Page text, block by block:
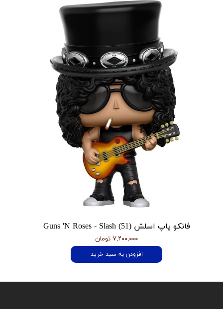
فانکو پاپ اسلش Guns 'N Roses - Slash (51)
۷,۲۰۰,۰۰۰ تومان
افزودن به سبد خرید